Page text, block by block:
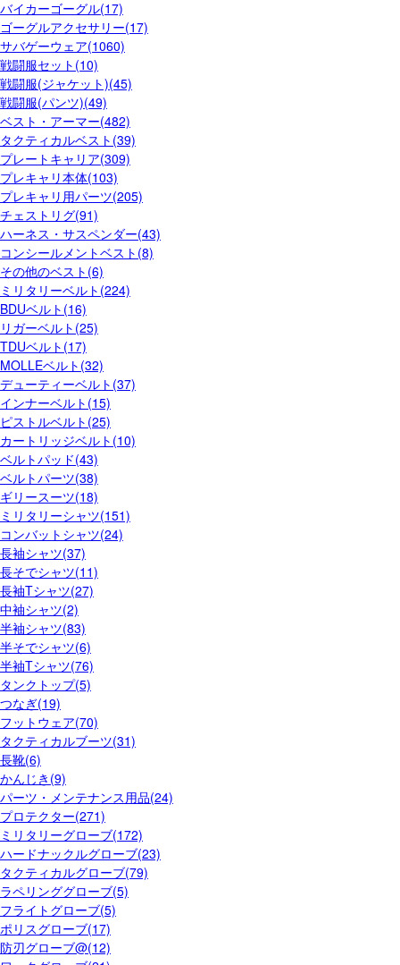
バイカーゴーグル(17)
ゴーグルアクセサリー(17)
サバゲーウェア(1060)
戦闘服セット(10)
戦闘服(ジャケット)(45)
戦闘服(パンツ)(49)
ベスト・アーマー(482)
タクティカルベスト(39)
プレートキャリア(309)
プレキャリ本体(103)
プレキャリ用パーツ(205)
チェストリグ(91)
ハーネス・サスペンダー(43)
コンシールメントベスト(8)
その他のベスト(6)
ミリタリーベルト(224)
BDUベルト(16)
リガーベルト(25)
TDUベルト(17)
MOLLEベルト(32)
デューティーベルト(37)
インナーベルト(15)
ピストルベルト(25)
カートリッジベルト(10)
ベルトパッド(43)
ベルトパーツ(38)
ギリースーツ(18)
ミリタリーシャツ(151)
コンバットシャツ(24)
長袖シャツ(37)
長そでシャツ(11)
長袖Tシャツ(27)
中袖シャツ(2)
半袖シャツ(83)
半そでシャツ(6)
半袖Tシャツ(76)
タンクトップ(5)
つなぎ(19)
フットウェア(70)
タクティカルブーツ(31)
長靴(6)
かんじき(9)
パーツ・メンテナンス用品(24)
プロテクター(271)
ミリタリーグローブ(172)
ハードナックルグローブ(23)
タクティカルグローブ(79)
ラペリンググローブ(5)
フライトグローブ(5)
ポリスグローブ(17)
防刃グローブ@(12)